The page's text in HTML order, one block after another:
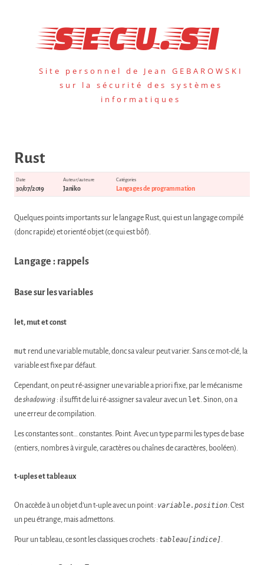
secu.si
Site personnel de Jean GEBAROWSKI
sur la sécurité des systèmes
informatiques
Rust
Date Auteur/auteure Catégories
30/07/2019 Janiko Langages de programmation
Quelques points importants sur le langage Rust, qui est un langage compilé
(donc rapide) et orienté objet (ce qui est bôf).
Langage : rappels
Base sur les variables
let, mut et const
mut rend une variable mutable, donc sa valeur peut varier. Sans ce mot-clé, la
variable est fixe par défaut.
Cependant, on peut ré-assigner une variable a priori fixe, par le mécanisme
deshadowing : il suffit de lui ré-assigner sa valeur avec un let. Sinon, on a
une erreur de compilation.
Les constantes sont… constantes. Point. Avec un type parmi les types de base
(entiers, nombres à virgule, caractères ou chaînes de caractères, booléen).
t-uples et tableaux
On accède à un objet d’un t-uple avec un point : variable.position. C’est
un peu étrange, mais admettons.
Pour un tableau, ce sont les classiques crochets : tableau[indice].